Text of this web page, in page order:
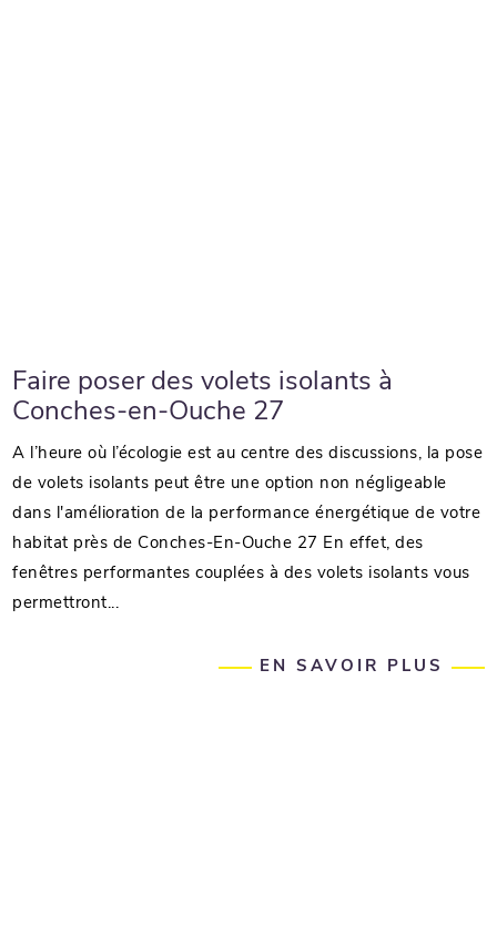
Faire poser des volets isolants à
Conches-en-Ouche 27
A l’heure où l’écologie est au centre des discussions, la pose
de volets isolants peut être une option non négligeable
dans l'amélioration de la performance énergétique de votre
habitat près de Conches-En-Ouche 27 En effet, des
fenêtres performantes couplées à des volets isolants vous
permettront...
EN SAVOIR PLUS